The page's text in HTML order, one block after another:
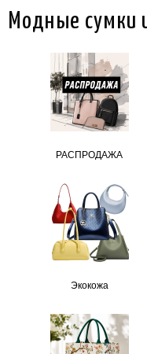
Модные сумки
РАСПРОДАЖА
Экокожа